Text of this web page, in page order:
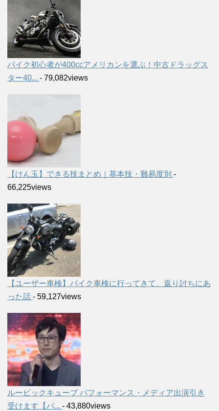
バイク初心者が400ccアメリカンを選ぶ！中古ドラッグス
ター40... - 79,082views
【けん玉】できる技まとめ｜基本技・難易度別 -
66,225views
【ユーザー車検】バイク車検に行ってきて、返り討ちにあ
った話 - 59,127views
ルービックキューブ パフォーマンス・メディア出演引き
受けます【パ... - 43,880views